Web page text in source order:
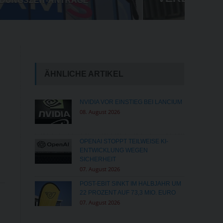
ÄHNLICHE ARTIKEL
NVIDIA VOR EINSTIEG BEI LANCIUM
08. August 2026
OPENAI STOPPT TEILWEISE KI-
ENTWICKLUNG WEGEN
SICHERHEIT
07. August 2026
POST-EBIT SINKT IM HALBJAHR UM
22 PROZENT AUF 73,3 MIO. EURO
07. August 2026